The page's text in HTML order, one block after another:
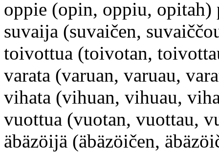
oppie (opin, oppiu, opitah)
suvaija (suvaičen,
toivottua (toivotan,
varata (varuan, varuau,
vihata (vihuan, vihuau,
vuottua (vuotan, vuottau,
äbäzöijä (äbäzöičen,